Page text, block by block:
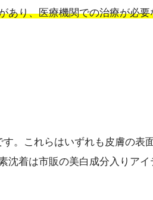
あり、医療機関での治療が必要
す。これらはいずれも皮膚の表
沈着は市販の美白成分入りアイ